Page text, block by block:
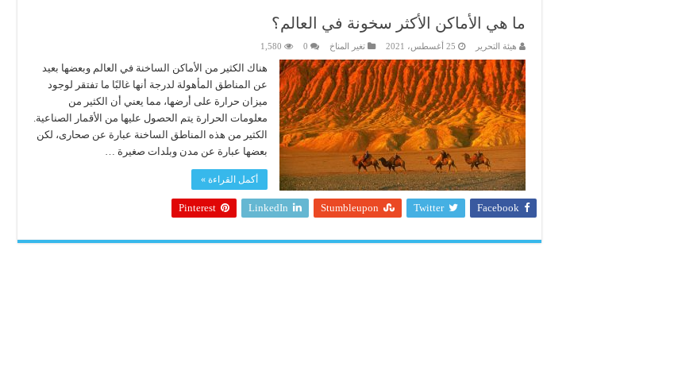
ما هي الأماكن الأكثر سخونة في العالم؟
هيئة التحرير 25 أغسطس، 2021 تغير المناخ 0
1,580
هناك الكثير من الأماكن الساخنة في العالم وبعضها بعيد
عن المناطق المأهولة لدرجة أنها غالبًا ما تفتقر لوجود
ميزان حرارة على أرضها، مما يعني أن الكثير من
معلومات الحرارة يتم الحصول عليها من الأقمار الصناعية.
الكثير من هذه المناطق الساخنة عبارة عن صحارى، لكن
بعضها عبارة عن مدن وبلدات صغيرة …
أكمل القراءة »
Facebook
Twitter
Stumbleupon
LinkedIn
Pinterest